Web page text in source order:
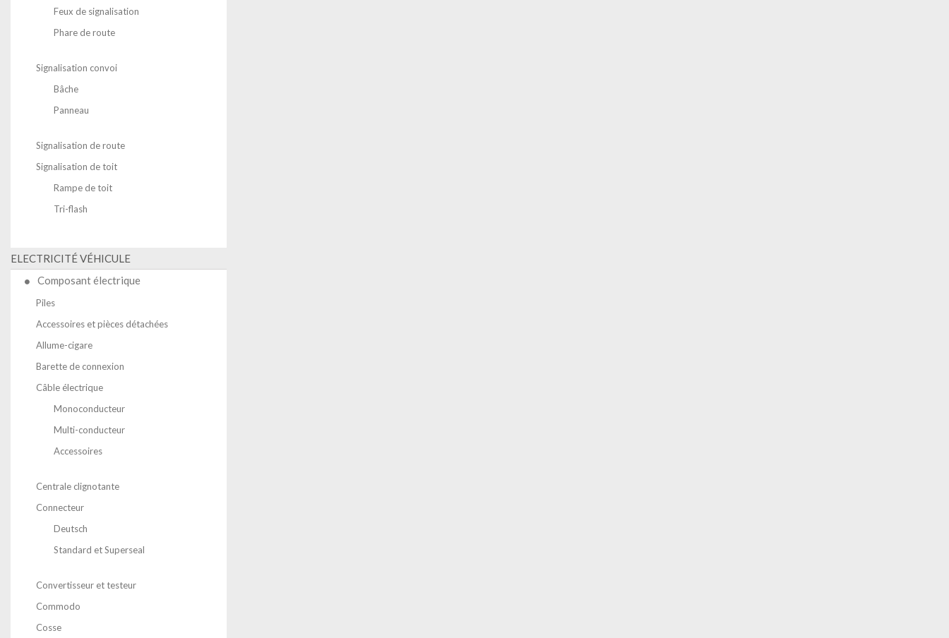
Feux de signalisation
Phare de route
Signalisation convoi
Bâche
Panneau
Signalisation de route
Signalisation de toit
Rampe de toit
Tri-flash
ELECTRICITÉ VÉHICULE
Composant électrique
Piles
Accessoires et pièces détachées
Allume-cigare
Barette de connexion
Câble électrique
Monoconducteur
Multi-conducteur
Accessoires
Centrale clignotante
Connecteur
Deutsch
Standard et Superseal
Convertisseur et testeur
Commodo
Cosse